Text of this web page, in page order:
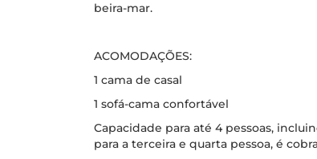
beira-mar.
ACOMODAÇÕES:
1 cama de casal
1 sofá-cama confortável
Capacidade para até 4 pessoas,
para a terceira e quarta pessoa, é